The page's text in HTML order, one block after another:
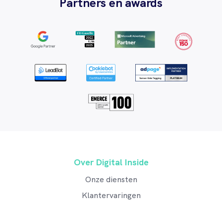
Over Digital Inside
Onze diensten
Klantervaringen